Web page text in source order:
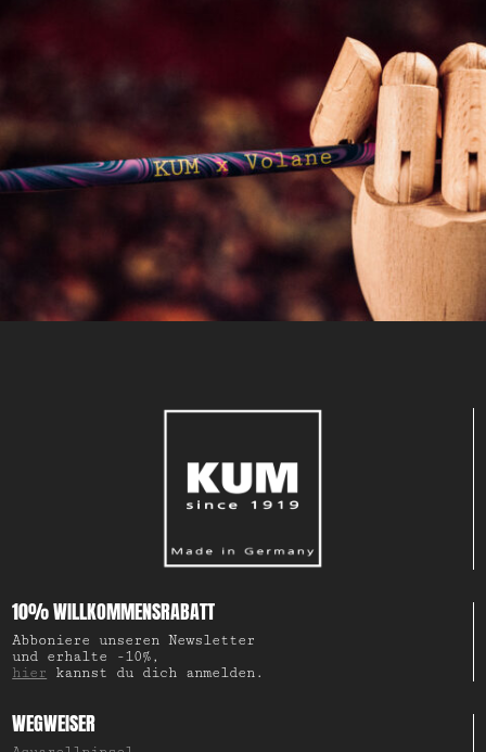
10% WILLKOMMENSRABATT
Abboniere unseren Newsletter
und erhalte -10%,
hier kannst du dich anmelden.
WEGWEISER